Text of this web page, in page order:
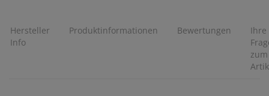
Hersteller
Info
Produktinformationen Bewertungen
Ihre
zum